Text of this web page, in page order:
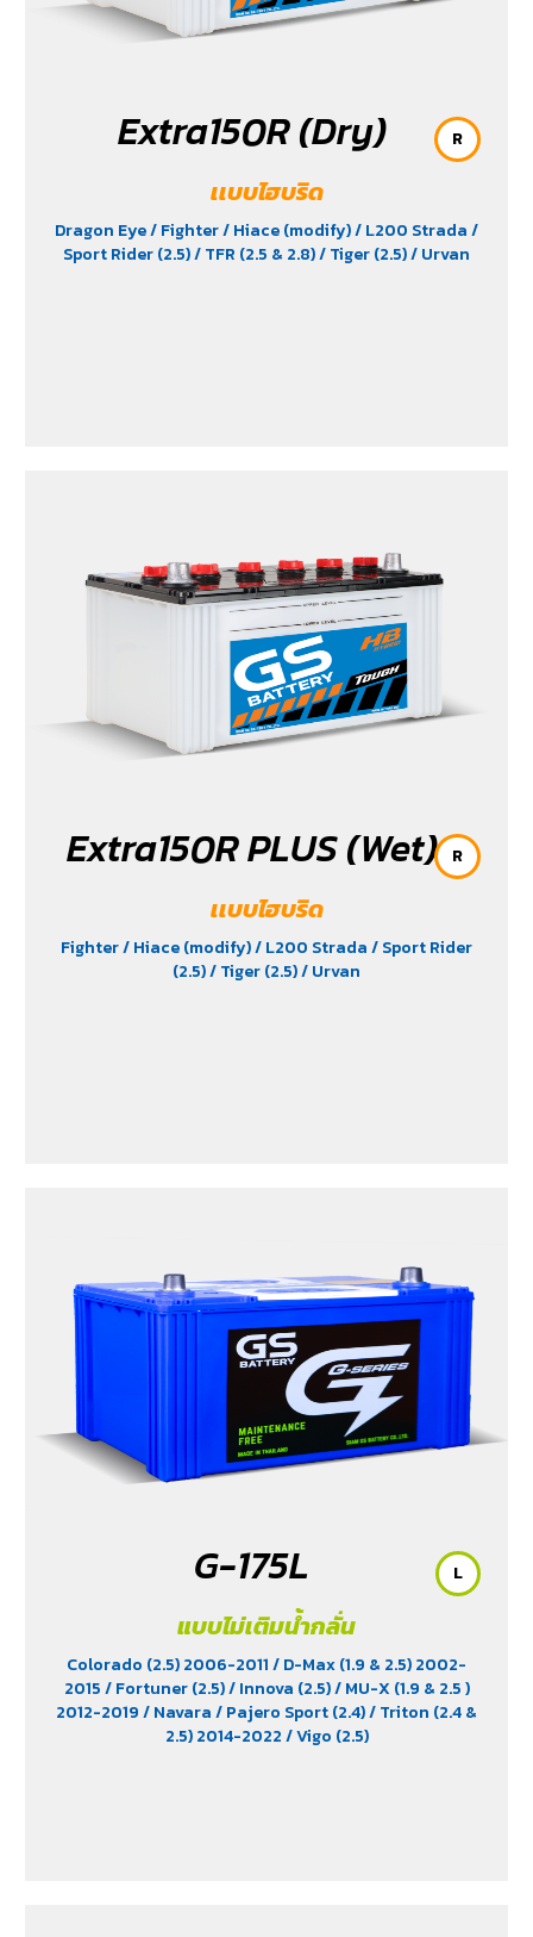
Extra150R (Dry)
เเบบไฮบริด
Dragon Eye/ Fighter/ Hiace (modify)/ L200 Strada/
Sport Rider (2.5)/ TFR (2.5 & 2.8)/ Tiger (2.5)/ Urvan
R
Extra150R PLUS (Wet)
เเบบไฮบริด
Fighter/ Hiace (modify)/ L200 Strada/ Sport Rider
(2.5)/ Tiger (2.5)/ Urvan
R
G-175L
แบบไม่เติมน้ำกลั่น
Colorado (2.5) 2006-2011/ D-Max (1.9 & 2.5) 2002-
2015/ Fortuner (2.5)/ Innova (2.5)/ MU-X (1.9 & 2.5 )
2012-2019/ Navara/ Pajero Sport (2.4)/ Triton (2.4 &
2.5) 2014-2022/ Vigo (2.5)
L